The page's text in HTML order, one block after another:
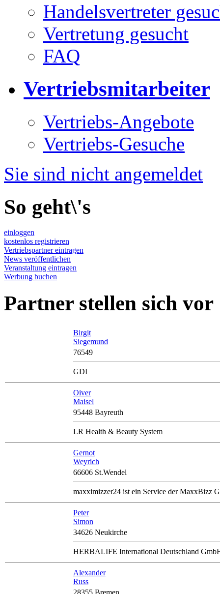
Handelsvertreter
Vertretung gesucht
FAQ
Vertriebsmitarbeiter
Vertriebs-Angebote
Vertriebs-Gesuche
Sie sind nicht angemeldet
So geht\'s
einloggen
kostenlos registrieren
Vertriebspartner eintragen
News veröffentlichen
Veranstaltung eintragen
Werbung buchen
Partner stellen sich vor
Birgit
Siegemund
76549
GDI
Oiver
Maisel
95448 Bayreuth
LR Health & Beauty System
Gernot
Weyrich
66606 St.Wendel
maxximizzer24 ist ein Service der MaxxBizz
Peter
Simon
34626 Neukirche
HERBALIFE International Deutschland
Alexander
Russ